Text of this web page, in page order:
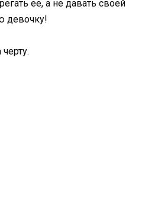
ее, а не давать своей
девочку!